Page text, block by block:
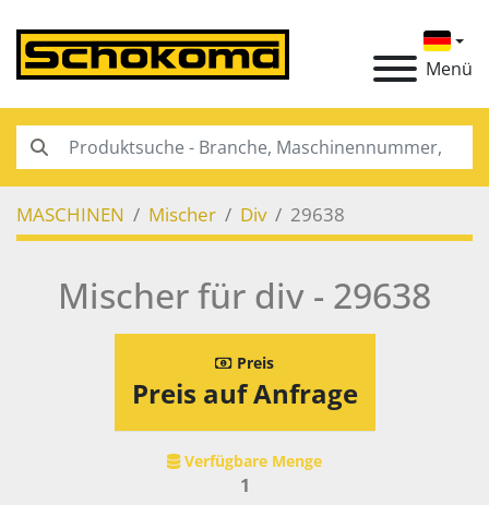
Menü
MASCHINEN Mischer Div 29638
Mischer für div - 29638
Preis
Preis auf Anfrage
Verfügbare Menge
1